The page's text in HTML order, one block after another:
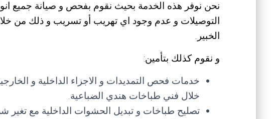
نحن نوفر هذه الخدمة بحيث نقوم بفحص و صيانة جميع
التوصيلات و عدم وجود اي تهريب أو تسريب و ذلك من
الخبير.
و نقوم كذلك بتأمين:
خدمات فحص التمديدات و الاجزاء الداخلية و
خلال فني طباخات هندي الضباعية.
تصليح طباخات و تبديل الحشوات الداخلية مع